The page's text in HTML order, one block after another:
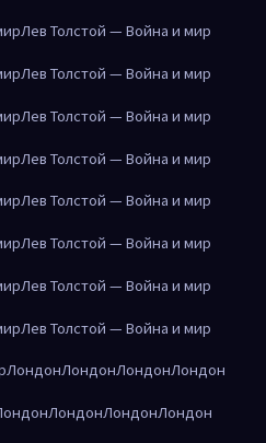
Лев Толстой — Война и мир
Лев Толстой — Война и мир
Лев Толстой — Война и мир
Лев Толстой — Война и мир
Лев Толстой — Война и мир
Лев Толстой — Война и мир
Лев Толстой — Война и мир
Лев Толстой — Война и мир
ЛондонЛондонЛондонЛондон
ЛондонЛондонЛондон